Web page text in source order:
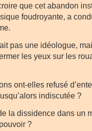
que cet abandon
foudroyante, a
pas une idéologue,
les yeux sur les
ont-elles refusé
indiscutée ?
la dissidence dans un
?